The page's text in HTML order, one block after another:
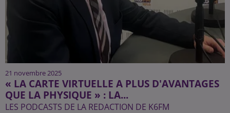
21 novembre 2025
« LA CARTE VIRTUELLE A PLUS D'AVANTAGES
QUE LA PHYSIQUE » : LA...
LES PODCASTS DE LA REDACTION DE K6FM